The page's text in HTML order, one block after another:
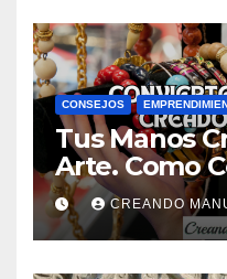
CONSEJOS
Tus Manos
Arte. Como
CREANDO